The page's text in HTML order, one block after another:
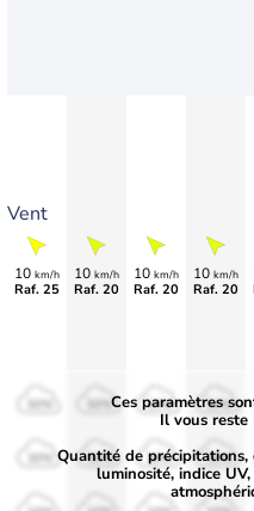
Vent
10 km/h
Raf. 25
10 km/h
Raf. 20
10 km/h
Raf. 20
10 km/h
Raf. 20
50%
30%
50%
30%
50%
30%
50%
30%
Ces paramètres
Il vous reste
Quantité de précipitations,
luminosité, indice